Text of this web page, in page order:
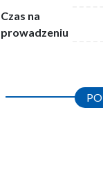
Czas na
prowadzeniu